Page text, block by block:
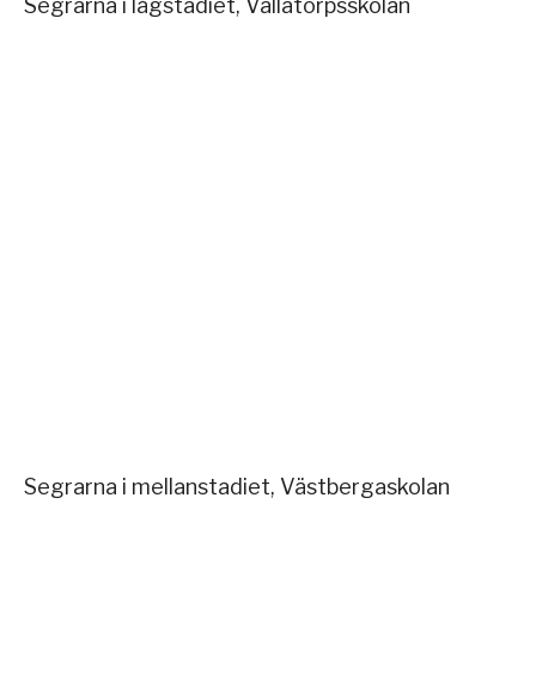
Segrarna i lågstadiet, Vallatorpsskolan
Segrarna i mellanstadiet, Västbergaskolan